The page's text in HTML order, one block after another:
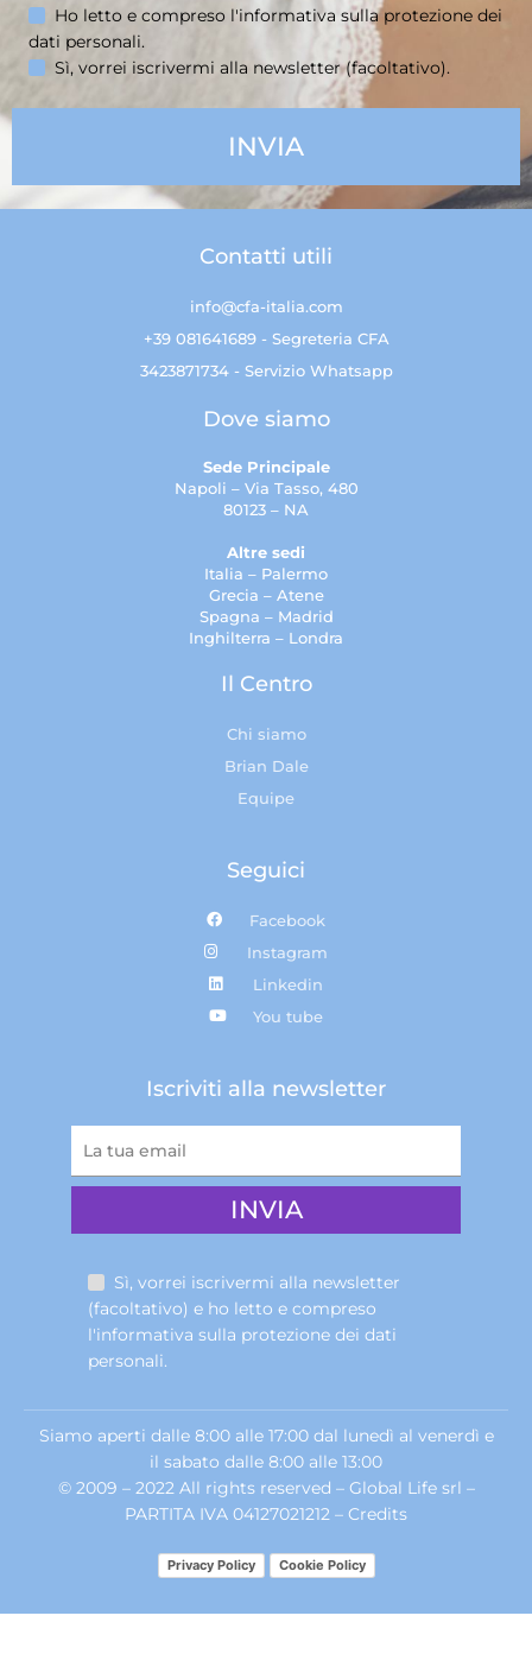
Ho letto e compreso l'informativa sullaprotezione dei
dati personali.
Sì, vorrei iscrivermi alla newsletter (facoltativo).
Contatti utili
info@cfa-italia.com
+39 081641689 - Segreteria CFA
3423871734 - Servizio Whatsapp
Dove siamo
Sede Principale
Napoli – Via Tasso, 480
80123 – NA
Altre sedi
Italia – Palermo
Grecia – Atene
Spagna – Madrid
Inghilterra – Londra
Il Centro
Chi siamo
Brian Dale
Equipe
Seguici
Facebook
Instagram
Linkedin
You tube
Iscriviti alla newsletter
Sì, vorrei iscrivermi alla newsletter
(facoltativo) e ho letto e compreso
l'informativa sulla protezione dei dati
personali.
Siamo aperti dalle 8:00 alle 17:00 dal lunedì al venerdì e
il sabato dalle 8:00 alle 13:00
© 2009 – 2022 All rights reserved – Global Life srl –
PARTITA IVA 04127021212 – Credits
Privacy Policy Cookie Policy